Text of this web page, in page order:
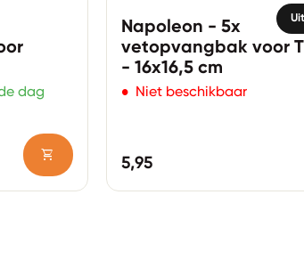
dag
shopping_cart
Napoleon - 5x
vetopvangbak voor
- 16x16,5 cm
• Niet beschikbaar
Normale prijs
5,95